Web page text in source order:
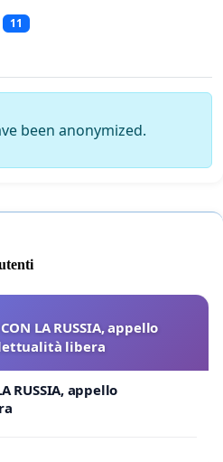
11
been anonymized.
LA RUSSIA, appello
libera
RUSSIA, appello